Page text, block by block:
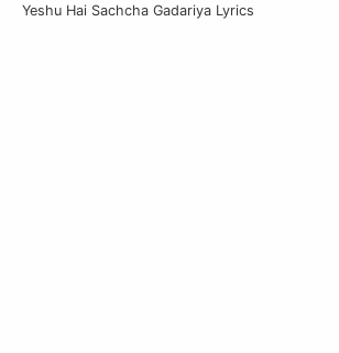
Yeshu Hai Sachcha Gadariya Lyrics